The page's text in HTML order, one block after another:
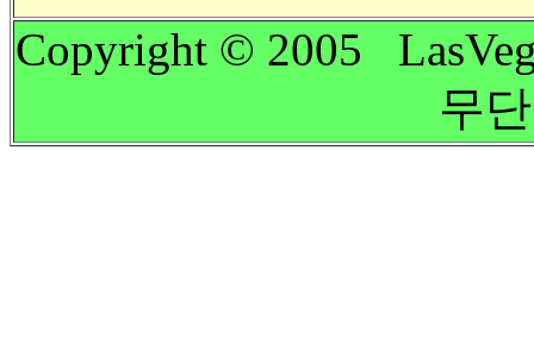
Copyright © 2005
무